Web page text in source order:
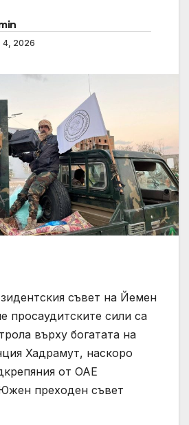
4, 2026
съвет на Йемен
просаудитските сили са
върху богатата на
Хадрамут, наскоро
от ОАЕ
преходен съвет